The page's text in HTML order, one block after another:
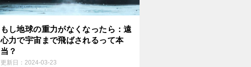
もし地球の重力がなくなったら：遠
心力で宇宙まで飛ばされるって本
当？
更新日： 2024-03-23